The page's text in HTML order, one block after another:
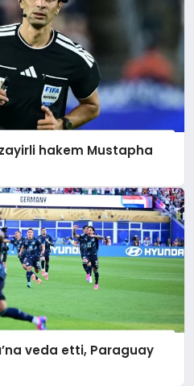
hakem Mustapha
veda etti, Paraguay